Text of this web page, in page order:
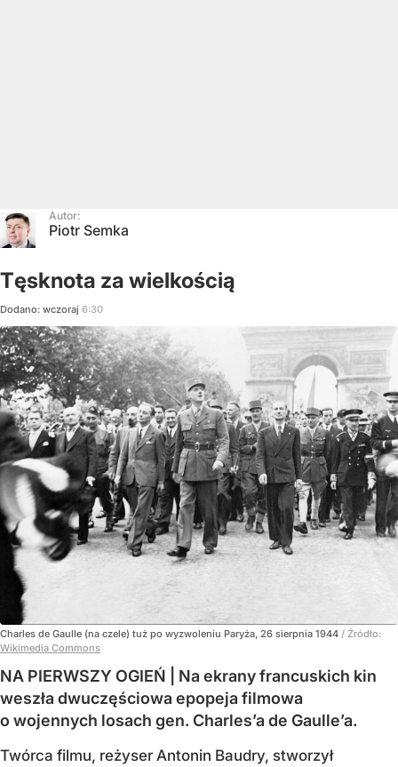
Autor:
Piotr Semka
Tęsknota za wielkością
Dodano: wczoraj 6:30
Charles de Gaulle (na czele) tuż po wyzwoleniu Paryża, 26 sierpnia 1944 / Źródło:
Wikimedia Commons
NA PIERWSZY OGIEŃ | Na ekrany francuskich kin
weszła dwuczęściowa epopeja filmowa
o wojennych losach gen. Charles’a de Gaulle’a.
Twórca filmu, reżyser Antonin Baudry, stworzył